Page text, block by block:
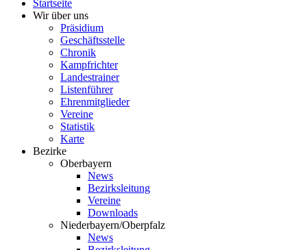
Startseite
Wir über uns
Präsidium
Geschäftsstelle
Chronik
Kampfrichter
Landestrainer
Listenführer
Ehrenmitglieder
Vereine
Statistik
Karte
Bezirke
Oberbayern
News
Bezirksleitung
Vereine
Downloads
Niederbayern/Oberpfalz
News